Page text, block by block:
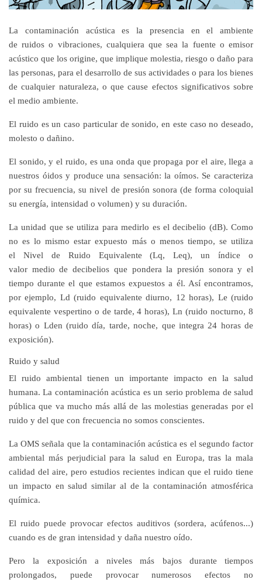
La contaminación acústicaes la presencia en el ambiente
deruidos o vibraciones, cualquiera que sea la fuente o emisor
acústico que los origine, que implique molestia, riesgo o daño para
las personas, para el desarrollo de sus actividades o para los bienes
de cualquier naturaleza, o que cause efectos significativos sobre
el medio ambiente.
El ruido es un caso particular desonido, en este casono deseado,
molesto o dañino.
El sonido, y el ruido, es una onda que propaga por el aire, llega a
nuestros óidos y produce una sensación: la oímos. Se caracteriza
por sufrecuencia, su nivel de presión sonora(de forma coloquial
su energía, intensidad o volumen) y su duración.
La unidad que se utiliza para medirlo es eldecibelio (dB). Como
no es lo mismo estar expuesto más o menos tiempo, se utiliza
el Nivel de Ruido Equivalente (Lq, Leq), un índice o
valor medio de decibelios que pondera la presión sonora y el
tiempo durante el que estamos expuestos a él. Así encontramos,
por ejemplo, Ld (ruido equivalente diurno, 12 horas), Le (ruido
equivalente vespertino o de tarde, 4 horas),Ln (ruido nocturno, 8
horas) o Lden (ruido día, tarde, noche, que integra 24 horas de
exposición).
Ruido y salud
El ruido ambiental tienen un importante impacto en la salud
humana. La contaminación acústica es un serio problema desalud
pública que va muchomás allá de las molestiasgeneradas por el
ruido y del que con frecuencia no somos conscientes.
La OMS señala que la contaminación acústica es el segundo factor
ambiental más perjudicial para la salud en Europa, tras la mala
calidad del aire, pero estudios recientes indican que el ruido tiene
un impacto en saludsimilar al de la contaminación atmosférica
química.
El ruido puede provocar efectos auditivos (sordera, acúfenos...)
cuando es de gran intensidad y daña nuestro oído.
Pero la exposición a niveles más bajos durante tiempos
prolongados, puede provocar numerososefectos no